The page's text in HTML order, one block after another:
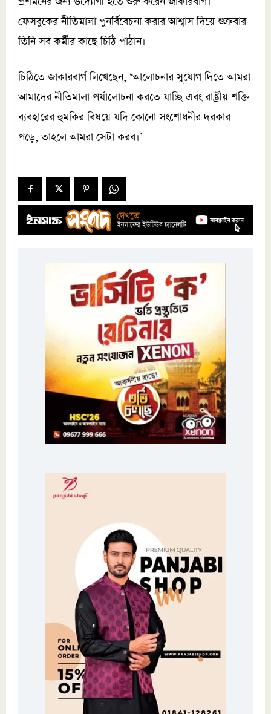
ফেসবুকের নীতিমালা পুনর্বিবেচনা করার আশ্বাস দিয়ে শুক্রবার
তিনি সব কর্মীর কাছে চিঠি পাঠান।
চিঠিতে জাকারবার্গ লিখেছেন, ‘আলোচনার সুযোগ দিতে আমরা
আমাদের নীতিমালা পর্যালোচনা করতে যাচ্ছি এবং রাষ্ট্রীয় শক্তি
ব্যবহারের হুমকির বিষয়ে যদি কোনো সংশোধনীর দরকার
পড়ে, তাহলে আমরা সেটা করব।’